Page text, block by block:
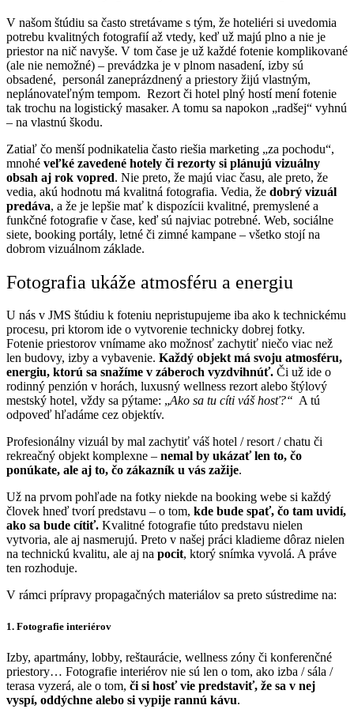
V našom štúdiu sa často stretávame s tým, že hoteliéri si uvedomia
potrebu kvalitných fotografií až vtedy, keď už majú plno a nie je
priestor na nič navyše. V tom čase je už každé fotenie komplikované
(ale nie nemožné) – prevádzka je v plnom nasadení, izby sú
obsadené, personál zaneprázdnený a priestory žijú vlastným,
neplánovateľným tempom. Rezort či hotel plný hostí mení fotenie
tak trochu na logistický masaker. A tomu sa napokon „radšej“ vyhnú
– na vlastnú škodu.
Zatiaľ čo menší podnikatelia často riešia marketing „za pochodu“,
mnohé veľké zavedené hotely či rezorty si plánujú vizuálny
obsah aj rok vopred. Nie preto, že majú viac času, ale preto, že
vedia, akú hodnotu má kvalitná fotografia. Vedia, že dobrý vizuál
predáva, a že je lepšie mať k dispozícii kvalitné, premyslené a
funkčné fotografie v čase, keď sú najviac potrebné. Web, sociálne
siete, booking portály, letné či zimné kampane – všetko stojí na
dobrom vizuálnom základe.
Fotografia ukáže atmosféru a energiu
U nás v JMS štúdiu k foteniu nepristupujeme iba ako k technickému
procesu, pri ktorom ide o vytvorenie technicky dobrej fotky.
Fotenie priestorov vnímame ako možnosť zachytiť niečo viac než
len budovy, izby a vybavenie. Každý objekt má svoju atmosféru,
energiu, ktorú sa snažíme v záberoch vyzdvihnúť. Či už ide o
rodinný penzión v horách, luxusný wellness rezort alebo štýlový
mestský hotel, vždy sa pýtame: „Ako sa tu cíti váš hosť?“ A tú
odpoveď hľadáme cez objektív.
Profesionálny vizuál by mal zachytiť váš hotel / resort / chatu či
rekreačný objekt komplexne – nemal by ukázať len to, čo
ponúkate, ale aj to, čo zákazník u vás zažije.
Už na prvom pohľade na fotky niekde na booking webe si každý
človek hneď tvorí predstavu – o tom, kde bude spať, čo tam uvidí,
ako sa bude cítiť. Kvalitné fotografie túto predstavu nielen
vytvoria, ale aj nasmerujú. Preto v našej práci kladieme dôraz nielen
na technickú kvalitu, ale aj na pocit, ktorý snímka vyvolá. A práve
ten rozhoduje.
V rámci prípravy propagačných materiálov sa preto sústredime na:
1. Fotografie interiérov
Izby, apartmány, lobby, reštaurácie, wellness zóny či konferenčné
priestory… Fotografie interiérov nie sú len o tom, ako izba / sála /
terasa vyzerá, ale o tom, či si hosť vie predstaviť, že sa v nej
vyspí, oddýchne alebo si vypije rannú kávu.